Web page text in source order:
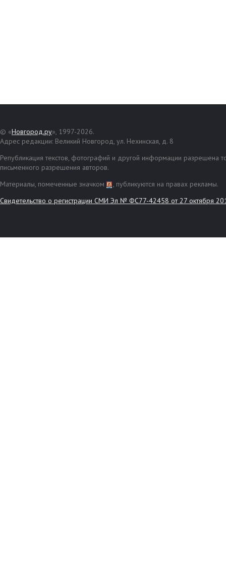
© «Новгород.ру», 1997-2026.
Адрес редакции: Великий Новгород, ул. Нехинская, д. 8
Републикация текстов, фотографий и другой информации разрешена
письменного разрешения авторов.
Материалы, помеченные значком
, публикуются на правах рекламы.
Свидетельство о регистрации СМИ Эл № ФС77-42458 от 27 октября